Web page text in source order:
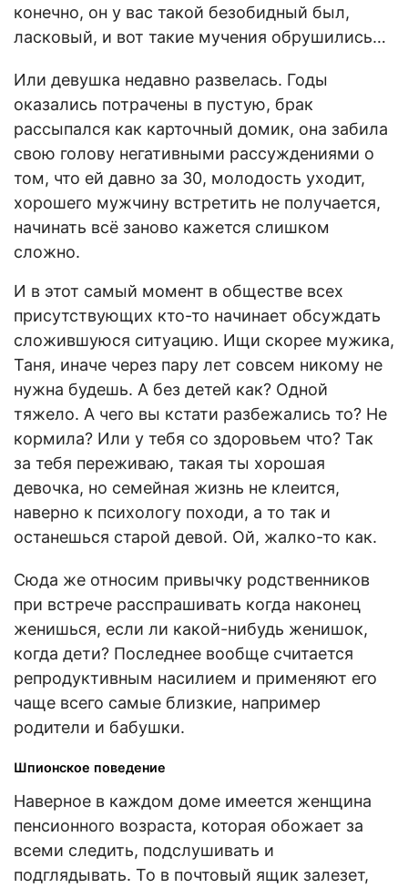
конечно, он у вас такой безобидный был,
ласковый, и вот такие мучения обрушились…
Или девушка недавно развелась. Годы
оказались потрачены в пустую, брак
рассыпался как карточный домик, она забила
свою голову негативными рассуждениями о
том, что ей давно за 30, молодость уходит,
хорошего мужчину встретить не получается,
начинать всё заново кажется слишком
сложно.
И в этот самый момент в обществе всех
присутствующих кто-то начинает обсуждать
сложившуюся ситуацию. Ищи скорее мужика,
Таня, иначе через пару лет совсем никому не
нужна будешь. А без детей как? Одной
тяжело. А чего вы кстати разбежались то? Не
кормила? Или у тебя со здоровьем что? Так
за тебя переживаю, такая ты хорошая
девочка, но семейная жизнь не клеится,
наверно к психологу походи, а то так и
останешься старой девой. Ой, жалко-то как.
Сюда же относим привычку родственников
при встрече расспрашивать когда наконец
женишься, если ли какой-нибудь женишок,
когда дети? Последнее вообще считается
репродуктивным насилием и применяют его
чаще всего самые близкие, например
родители и бабушки.
Шпионское поведение
Наверное в каждом доме имеется женщина
пенсионного возраста, которая обожает за
всеми следить, подслушивать и
подглядывать. То в почтовый ящик залезет,